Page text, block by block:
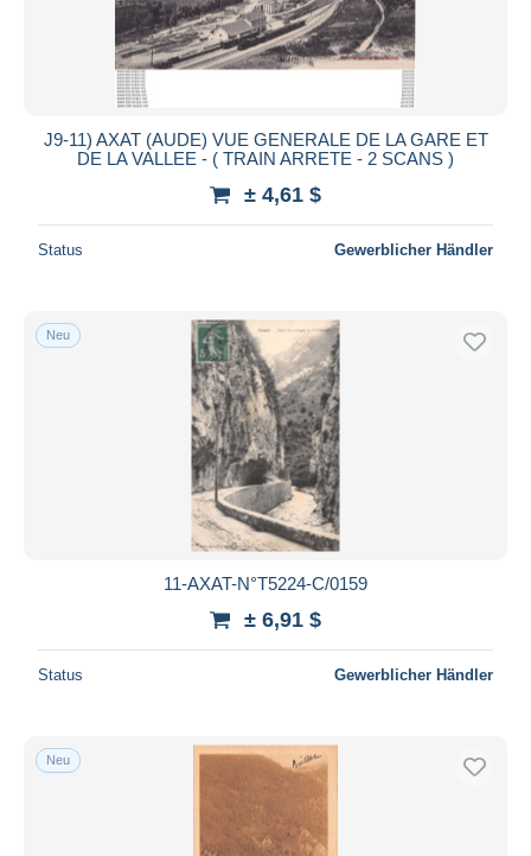
J9-11) AXAT (AUDE) VUE GENERALE DE LA GARE ET
DE LA VALLEE - ( TRAIN ARRETE - 2 SCANS )
± 4,61 $
Status Gewerblicher Händler
Neu
11-AXAT-N°T5224-C/0159
± 6,91 $
Status Gewerblicher Händler
Neu